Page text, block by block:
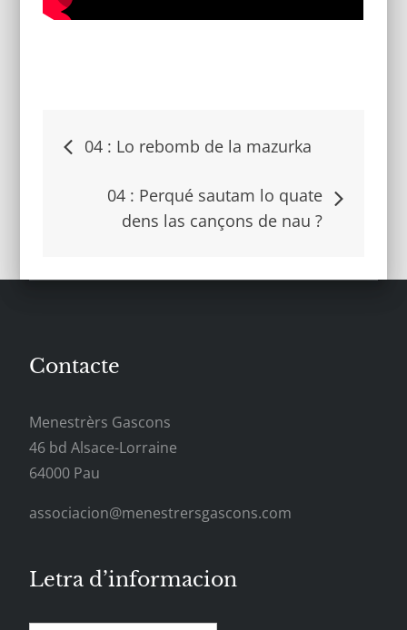
Navigacion
dels
articles
04 : Lo rebomb de la mazurka
04 : Perqué sautam lo quate
dens las cançons de nau ?
Contacte
Menestrèrs Gascons
46 bd Alsace-Lorraine
64000 Pau
associacion@menestrersgascons.com
Letra d’informacion